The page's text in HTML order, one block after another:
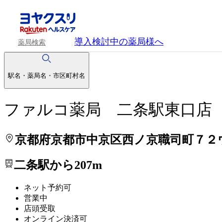
薬局検索 導入検討中の薬局様へ
駅名・薬局名・市区町村名
ファルコ薬局 二条駅東口店
京都府京都市中京区西ノ京職司町７
二条駅から207m
ネット予約可
営業中
店頭受取
オンライン決済可
処方せんを送って待ち時間を短く！
処方せんを送って待ち時間を短く！